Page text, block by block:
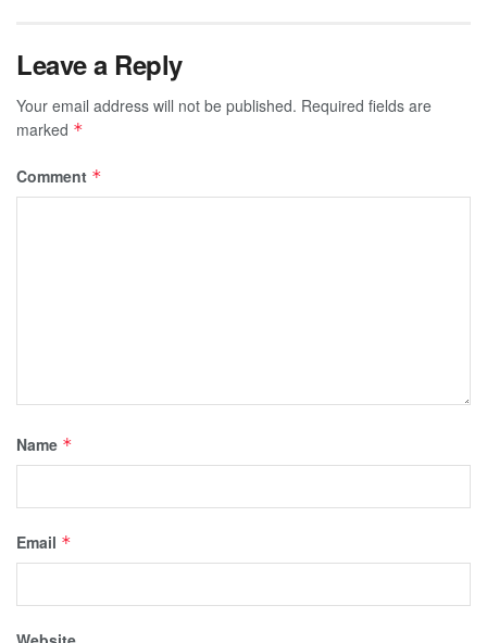
Leave a Reply
Your email address will not be published. Required fields are
marked *
Comment *
Name *
Email *